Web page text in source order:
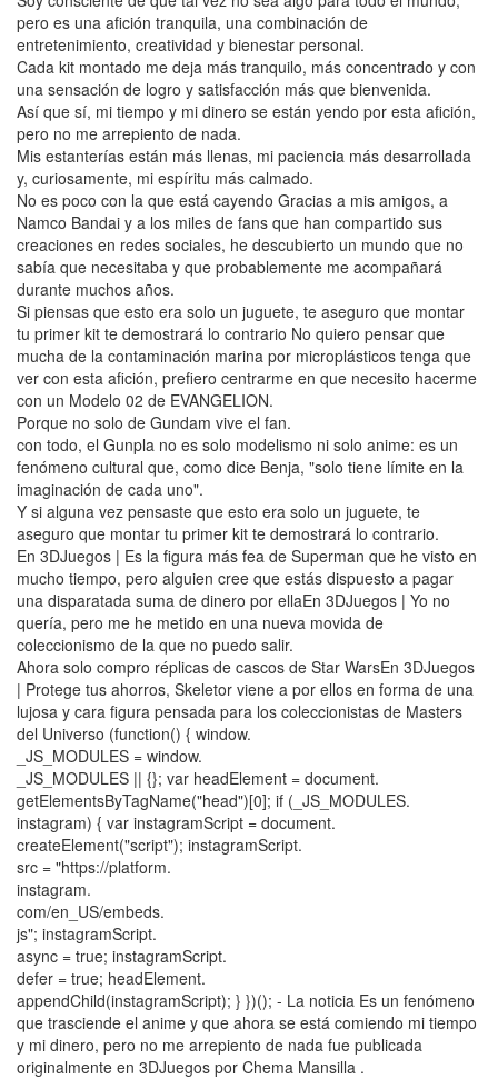
pero es una afición tranquila, una combinación de
entretenimiento, creatividad y bienestar personal.
Cada kit montado me deja más tranquilo, más concentrado y con
una sensación de logro y satisfacción más que bienvenida.
Así que sí, mi tiempo y mi dinero se están yendo por esta afición,
pero no me arrepiento de nada.
Mis estanterías están más llenas, mi paciencia más desarrollada
y, curiosamente, mi espíritu más calmado.
No es poco con la que está cayendo Gracias a mis amigos, a
Namco Bandai y a los miles de fans que han compartido sus
creaciones en redes sociales, he descubierto un mundo que no
sabía que necesitaba y que probablemente me acompañará
durante muchos años.
Si piensas que esto era solo un juguete, te aseguro que montar
tu primer kit te demostrará lo contrario No quiero pensar que
mucha de la contaminación marina por microplásticos tenga que
ver con esta afición, prefiero centrarme en que necesito hacerme
con un Modelo 02 de EVANGELION.
Porque no solo de Gundam vive el fan.
con todo, el Gunpla no es solo modelismo ni solo anime: es un
fenómeno cultural que, como dice Benja, "solo tiene límite en la
imaginación de cada uno".
Y si alguna vez pensaste que esto era solo un juguete, te
aseguro que montar tu primer kit te demostrará lo contrario.
En 3DJuegos | Es la figura más fea de Superman que he visto en
mucho tiempo, pero alguien cree que estás dispuesto a pagar
una disparatada suma de dinero por ellaEn 3DJuegos | Yo no
quería, pero me he metido en una nueva movida de
coleccionismo de la que no puedo salir.
Ahora solo compro réplicas de cascos de Star WarsEn 3DJuegos
| Protege tus ahorros, Skeletor viene a por ellos en forma de una
lujosa y cara figura pensada para los coleccionistas de Masters
del Universo (function() { window.
_JS_MODULES = window.
_JS_MODULES || {}; var headElement = document.
getElementsByTagName("head")[0]; if (_JS_MODULES.
instagram) { var instagramScript = document.
createElement("script"); instagramScript.
src = "https://platform.
instagram.
com/en_US/embeds.
js"; instagramScript.
async = true; instagramScript.
defer = true; headElement.
appendChild(instagramScript); } })(); - La noticia Es un fenómeno
que trasciende el anime y que ahora se está comiendo mi tiempo
y mi dinero, pero no me arrepiento de nada fue publicada
originalmente en 3DJuegos por Chema Mansilla .